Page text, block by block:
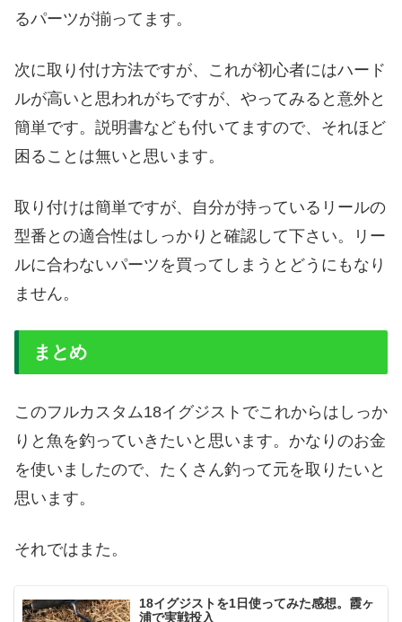
るパーツが揃ってます。
次に取り付け方法ですが、これが初心者にはハード
ルが高いと思われがちですが、やってみると意外と
簡単です。説明書なども付いてますので、それほど
困ることは無いと思います。
取り付けは簡単ですが、自分が持っているリールの
型番との適合性はしっかりと確認して下さい。リー
ルに合わないパーツを買ってしまうとどうにもなり
ません。
まとめ
このフルカスタム18イグジストでこれからはしっか
りと魚を釣っていきたいと思います。かなりのお金
を使いましたので、たくさん釣って元を取りたいと
思います。
それではまた。
18イグジストを1日使ってみた感想。霞ヶ
浦で実戦投入